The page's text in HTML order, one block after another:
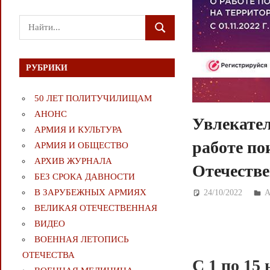
работе
24/10/2022
С 1 по 15
Поиск
для:
ПОИСК
РУБРИКИ
50 ЛЕТ ПОЛИТУЧИЛИЩАМ
АНОНС
АРМИЯ И КУЛЬТУРА
АРМИЯ И ОБЩЕСТВО
АРХИВ ЖУРНАЛА
БЕЗ СРОКА ДАВНОСТИ
В ЗАРУБЕЖНЫХ АРМИЯХ
ВЕЛИКАЯ ОТЕЧЕСТВЕННАЯ
ВИДЕО
ВОЕННАЯ ЛЕТОПИСЬ
ОТЕЧЕСТВА